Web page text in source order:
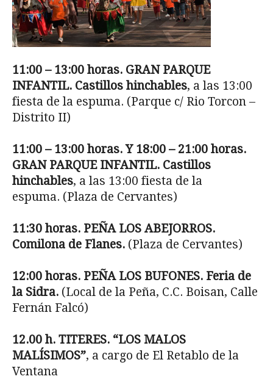
11:00 – 13:00 horas. GRAN PARQUE
INFANTIL. Castillos hinchables, a las 13:00
fiesta de la espuma. (Parque c/ Rio Torcon –
Distrito II)
11:00 – 13:00 horas. Y 18:00 – 21:00 horas.
GRAN PARQUE INFANTIL. Castillos
hinchables, a las 13:00 fiesta de la
espuma. (Plaza de Cervantes)
11:30 horas. PEÑA LOS ABEJORROS.
Comilona de Flanes. (Plaza de Cervantes)
12:00 horas. PEÑA LOS BUFONES. Feria de
la Sidra. (Local de la Peña, C.C. Boisan, Calle
Fernán Falcó)
12.00 h. TITERES. “LOS MALOS
MALÍSIMOS”, a cargo de El Retablo de la
Ventana